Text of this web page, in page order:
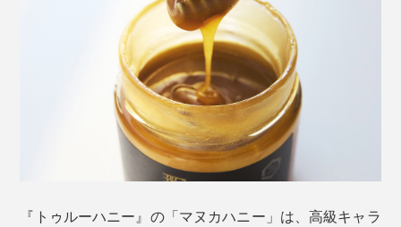
『トゥルーハニー』の「マヌカハニー」は、厳しい検査
をクリアした「モノフローラル（単一の花）」品質。マ
ヌカ以外の花蜜は、ほぼ混じっていません。
それは、ミツバチの行動半径2〜3kmに咲く花が“ほぼマ
ヌカだけ”という場所に、巣箱を置いているということ
『トゥルーハニー』の「マヌカハニー」は、高級キャラ